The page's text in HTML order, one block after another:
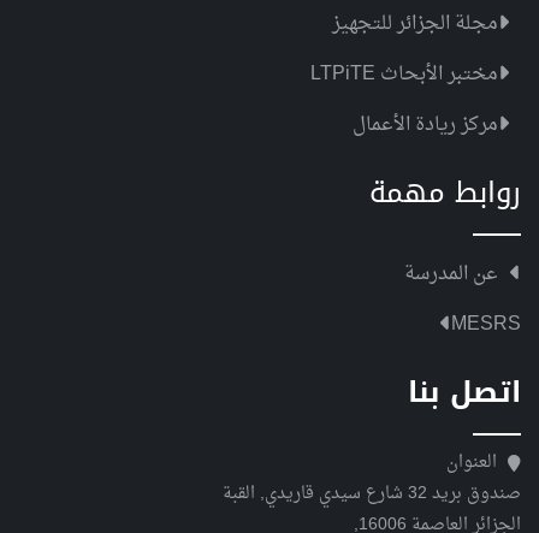
مجلة الجزائر للتجهيز
مختبر الأبحاث LTPiTE
مركز ريادة الأعمال
روابط مهمة
عن المدرسة
MESRS
اتصل بنا
العنوان
صندوق بريد 32 شارع سيدي قاريدي, القبة
الجزائر العاصمة 16006,